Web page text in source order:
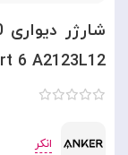
6 A2123L12
انکر